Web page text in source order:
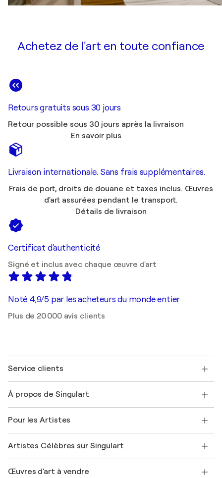
Achetez de l'art en toute confiance
Retours gratuits sous 30 jours
Retour possible sous 30 jours après la livraison
En savoir plus
Livraison internationale. Sans frais supplémentaires.
Frais de port, droits de douane et taxes inclus. Œuvres
d'art assurées pendant le transport.
Détails de livraison
Certificat d'authenticité
Signé et inclus avec chaque œuvre d'art
Noté 4,9/5 par les acheteurs du monde entier
Plus de 20 000 avis clients
Service clients
Expédition
Offrir une carte cadeau
Rejoignez notre programme commercial
Mon compte
+33 1 76 44 06 42
À propos de Singulart
FAQ
Magazine Singulart
Emplois
Découvrez une sélection d'art original
Pour les Artistes
Se connecter en tant qu'Artiste
Artistes Célèbres sur Singulart
Marc Chagall
Œuvres d'art à vendre